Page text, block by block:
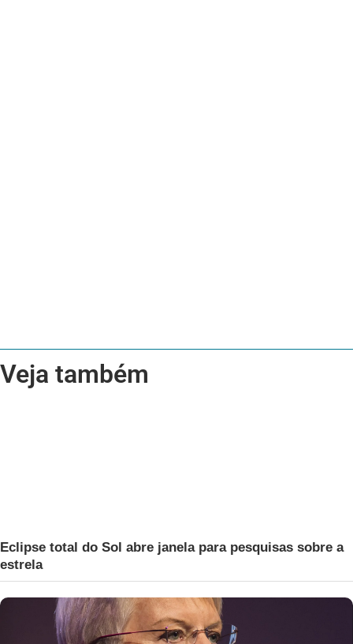
Veja também
Eclipse total do Sol abre janela para pesquisas sobre a
estrela